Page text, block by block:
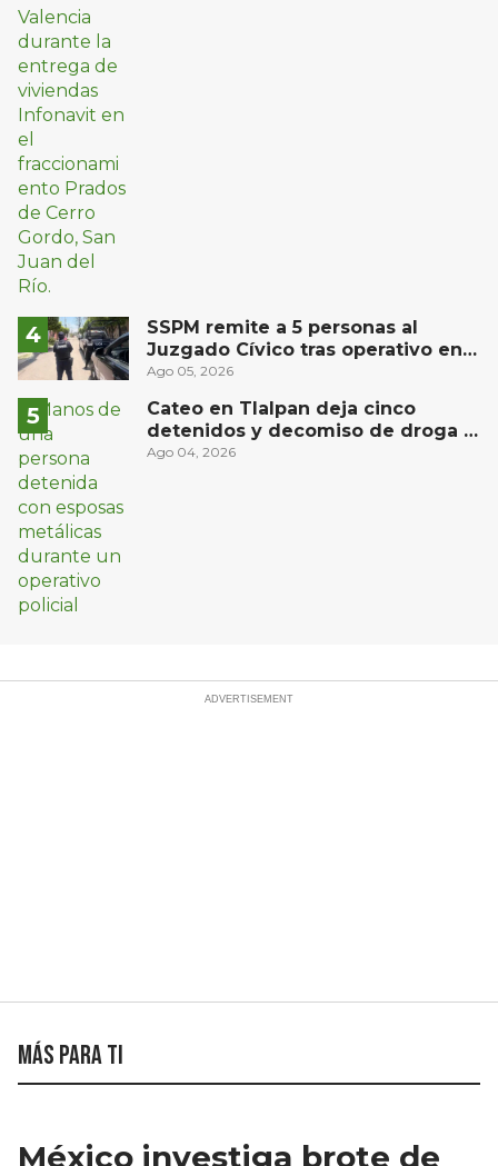
SSPM remite a 5 personas al
Juzgado Cívico tras operativo en
San Juan del Río
Ago 05, 2026
Cateo en Tlalpan deja cinco
detenidos y decomiso de droga y
un arma
Ago 04, 2026
Más para ti
México investiga brote de